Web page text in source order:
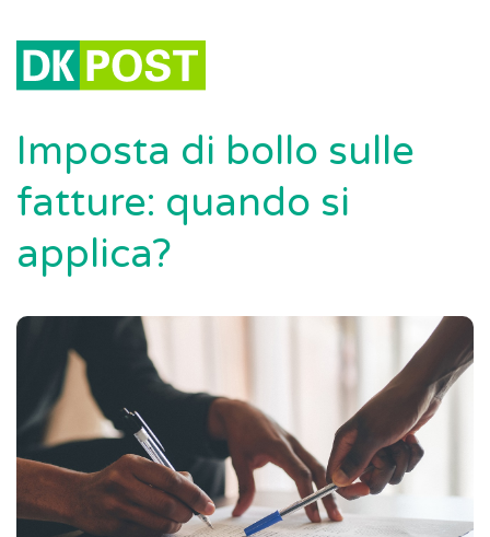
Imposta di bollo sulle
fatture: quando si
applica?